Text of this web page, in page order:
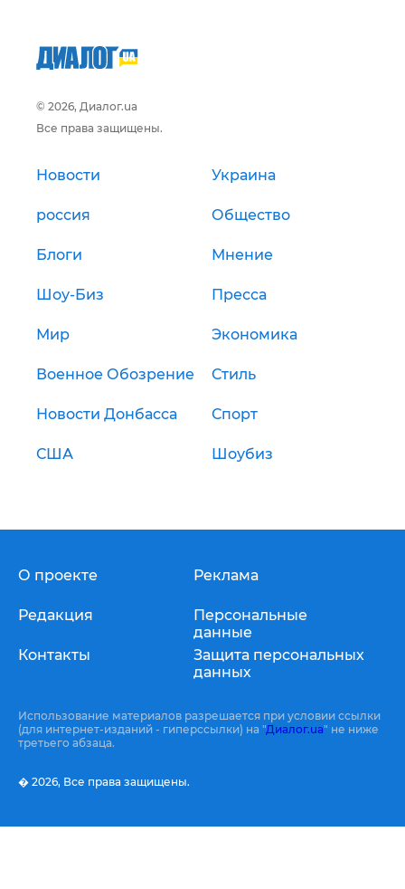
© 2026, Диалог.ua
Все права защищены.
Новости Украина
россия Общество
Блоги Мнение
Шоу-Биз Пресса
Мир Экономика
Военное Обозрение Стиль
Новости Донбасса Спорт
США Шоубиз
О проекте
Редакция
Контакты
Реклама
Персональные
данные
Защита персональных
данных
Использование материалов разрешается при условии ссылки
(для интернет-изданий - гиперссылки) на "Диалог.ua" не ниже
третьего абзаца.
� 2026, Все права защищены.